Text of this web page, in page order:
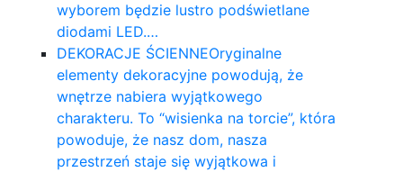
wyborem będzie lustro podświetlane
diodami LED.…
DEKORACJE ŚCIENNEOryginalne
elementy dekoracyjne powodują, że
wnętrze nabiera wyjątkowego
charakteru. To “wisienka na torcie”, która
powoduje, że nasz dom, nasza
przestrzeń staje się wyjątkowa i